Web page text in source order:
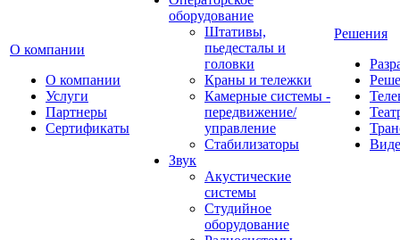
О компании
О компании
Услуги
Партнеры
Сертификаты
оборудование
Штативы,
пьедесталы и
головки
Краны и тележки
Камерные системы -
передвижение/
управление
Стабилизаторы
Звук
Акустические
системы
Студийное
оборудование
Решения